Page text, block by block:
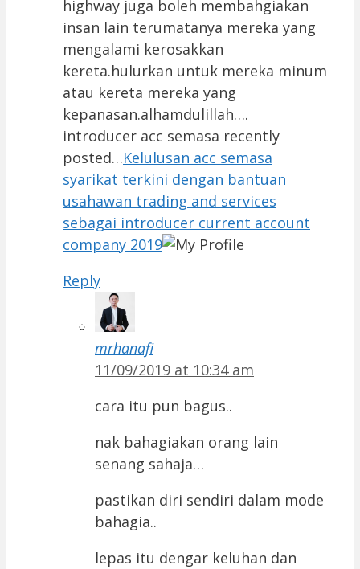
highway juga boleh membahgiakan
insan lain terumatanya mereka yang
mengalami kerosakkan
kereta.hulurkan untuk mereka minum
atau kereta mereka yang
kepanasan.alhamdulillah….
introducer acc semasa recently
posted…Kelulusan acc semasa
syarikat terkini dengan bantuan
usahawan trading and services
sebagai introducer current account
company 2019
Reply
mrhanafi
11/09/2019 at 10:34 am
cara itu pun bagus..
nak bahagiakan orang lain
senang sahaja…
pastikan diri sendiri dalam mode
bahagia..
lepas itu dengar keluhan dan